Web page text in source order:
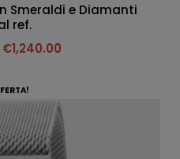
Smeraldi e Diamanti
ref.
€1,240.00